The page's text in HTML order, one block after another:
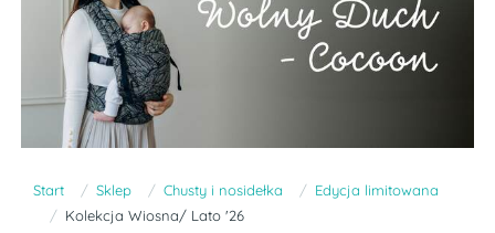
Start Sklep Chusty i nosidełka
Edycja limitowana
Kolekcja Wiosna/ Lato '26